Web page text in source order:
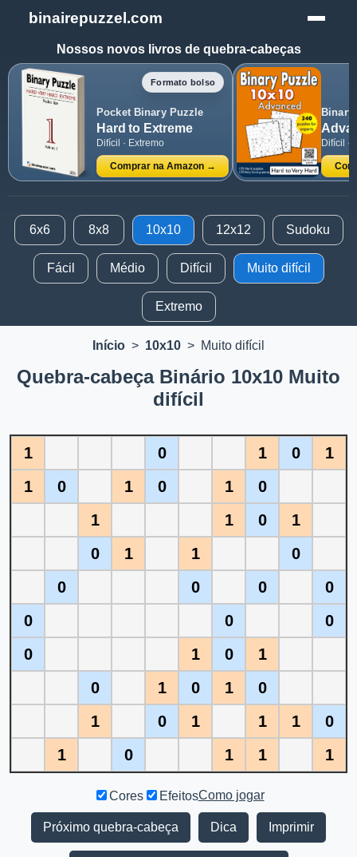
binairepuzzel.com
Nossos novos livros de quebra-cabeças
Formato bolso
Pocket Binary Puzzle
Hard to Extreme
Difícil · Extremo
Comprar na Amazon →
Binary
Difícil ·
6x6 8x8 10x10 12x12 Sudoku
Fácil Médio Difícil Muito difícil
Extremo
Início > 10x10 > Muito difícil
Quebra-cabeça Binário 10x10 Muito
difícil
1 0 1 0
1
1
0 1 0 1
0
1
1 0
1
0
1 1
0
0
0 0
0
0
0
0
0
1 0
1
0
1 0 1
0
1
0 1 1 1
0
1
0 1 1 1
Cores EfeitosComo jogar
Próximo quebra-cabeça Dica Imprimir